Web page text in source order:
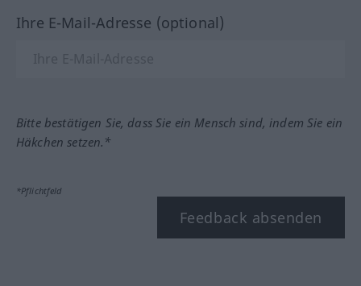
Ihre E-Mail-Adresse (optional)
Bitte bestätigen Sie, dass Sie ein Mensch sind, indem Sie ein
Häkchen setzen.*
*Pflichtfeld
Feedback absenden